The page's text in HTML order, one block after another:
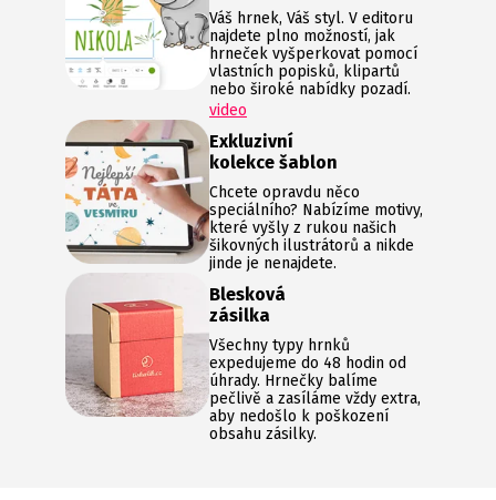
Váš hrnek, Váš styl. V editoru
najdete plno možností, jak
hrneček vyšperkovat pomocí
vlastních popisků, klipartů
nebo široké nabídky pozadí.
video
Exkluzivní
kolekce šablon
Chcete opravdu něco
speciálního? Nabízíme motivy,
které vyšly z rukou našich
šikovných ilustrátorů a nikde
jinde je nenajdete.
Blesková
zásilka
Všechny typy hrnků
expedujeme do 48 hodin od
úhrady. Hrnečky balíme
pečlivě a zasíláme vždy extra,
aby nedošlo k poškození
obsahu zásilky.